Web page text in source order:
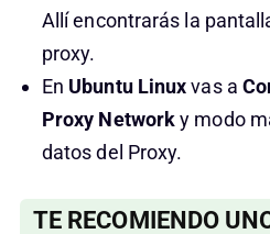
Allí encontrarás la
proxy.
En Ubuntu Linuxvas a
Proxy Networky modo
datos del Proxy.
TE RECOMIENDO